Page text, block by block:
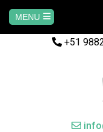
MENU
+51